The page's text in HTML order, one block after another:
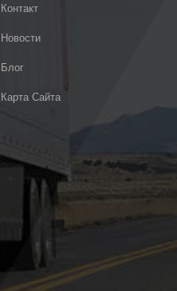
Контакт
Новости
Блог
Карта Сайта